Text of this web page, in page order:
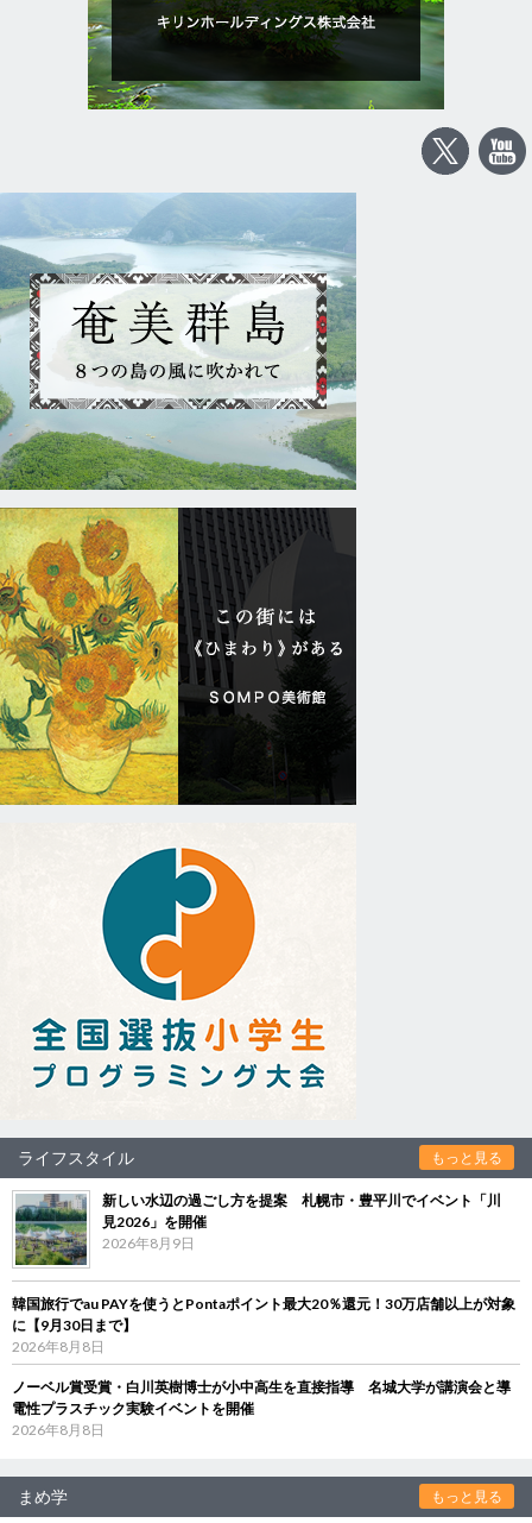
ライフスタイル もっと見る
新しい水辺の過ごし方を提案 札幌市・豊平川でイベント「川
見2026」を開催
2026年8月9日
韓国旅行でau PAYを使うとPontaポイント最大20％還元！30万店舗以上が対象
に【9月30日まで】
2026年8月8日
ノーベル賞受賞・白川英樹博士が小中高生を直接指導 名城大学が講演会と導
電性プラスチック実験イベントを開催
2026年8月8日
まめ学 もっと見る